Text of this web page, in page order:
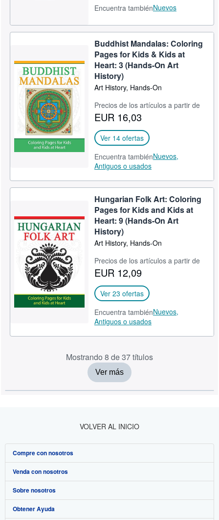
Encuentra tambiénNuevos
Buddhist Mandalas: Coloring
Pages for Kids & Kids at
Heart: 3 (Hands-On Art
History)
Art History, Hands-On
Precios de los artículos a partir de
EUR 16,03
Ver 14 ofertas
Encuentra tambiénNuevos,
Antiguos o usados
Hungarian Folk Art: Coloring
Pages for Kids and Kids at
Heart: 9 (Hands-On Art
History)
Art History, Hands-On
Precios de los artículos a partir de
EUR 12,09
Ver 23 ofertas
Encuentra tambiénNuevos,
Antiguos o usados
Mostrando 8 de 37 títulos
Ver más
VOLVER AL INICIO
Compre con nosotros
Búsqueda avanzada
Colecciones
Mi cuenta
Venda con nosotros
Comenzar a vender
Únase a nuestro programa de afiliados
Sobre nosotros
Sobre IberLibro
Obtener Ayuda